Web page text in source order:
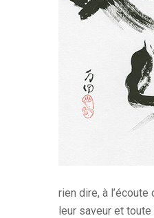
rien dire, à
leur saveur et